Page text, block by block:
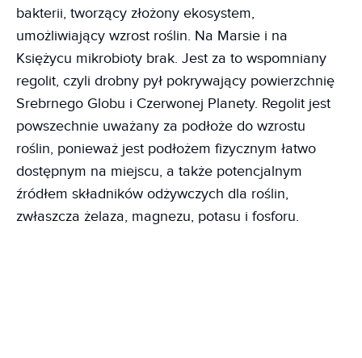
bakterii, tworzący złożony ekosystem,
umożliwiający wzrost roślin. Na Marsie i na
Księżycu mikrobioty brak. Jest za to wspomniany
regolit, czyli drobny pył pokrywający powierzchnię
Srebrnego Globu i Czerwonej Planety. Regolit jest
powszechnie uważany za podłoże do wzrostu
roślin, ponieważ jest podłożem fizycznym łatwo
dostępnym na miejscu, a także potencjalnym
źródłem składników odżywczych dla roślin,
zwłaszcza żelaza, magnezu, potasu i fosforu.